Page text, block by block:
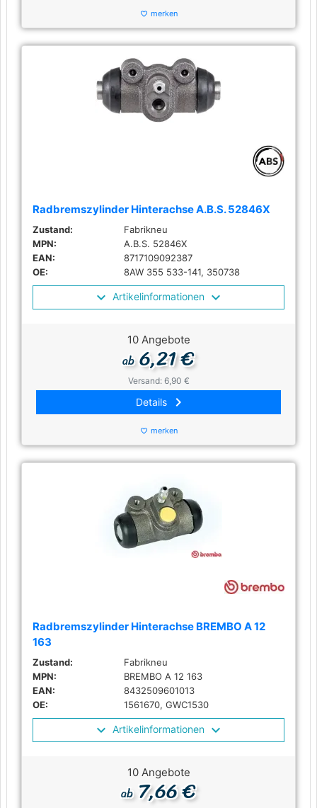
favorite_border merken
Radbremszylinder Hinterachse A.B.S. 52846X
Zustand:
Fabrikneu
MPN:
A.B.S. 52846X
EAN:
8717109092387
OE:
8AW 355 533-141, 350738
Artikelinformationen
10 Angebote
ab6,21 €
Versand: 6,90 €
Details keyboard_arrow_right
favorite_border merken
Radbremszylinder Hinterachse BREMBO A 12
163
Zustand:
Fabrikneu
MPN:
BREMBO A 12 163
EAN:
8432509601013
OE:
1561670, GWC1530
Artikelinformationen
10 Angebote
ab7,66 €